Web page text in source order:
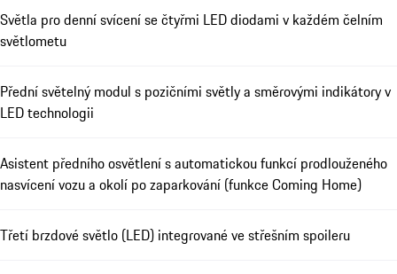
Světla pro denní svícení se čtyřmi LED diodami v každém čelním
světlometu
Přední světelný modul s pozičními světly a směrovými indikátory v
LED technologii
Asistent předního osvětlení s automatickou funkcí prodlouženého
nasvícení vozu a okolí po zaparkování (funkce Coming Home)
Třetí brzdové světlo (LED) integrované ve střešním spoileru